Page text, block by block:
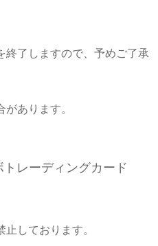
終了しますので、予めご了承
あります。
レーディングカード
しております。